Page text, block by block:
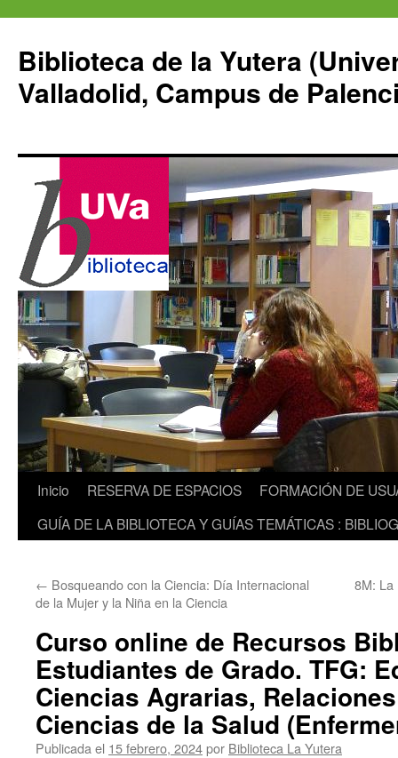
contenido
Biblioteca de la Yutera
Valladolid, Campus de
Inicio RESERVA DE ESPACIOS
FORMACIÓN DE
GUÍA DE LA BIBLIOTECA Y GUÍAS TEMÁTICAS :
← Bosqueando con la Ciencia: Día Internacional
de la Mujer y la Niña en la Ciencia
8M: La
Curso online de Recursos
Estudiantes de Grado. TFG:
Ciencias Agrarias,
Ciencias de la Salud
Publicada el 15 febrero, 2024por Biblioteca La Yutera